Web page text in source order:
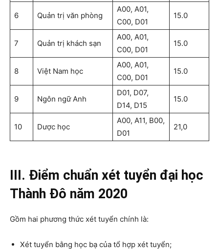
6 Quản trị văn phòng
A00, A01,
C00, D01
15.0
7 Quản trị khách sạn
A00, A01,
C00, D01
15.0
8 Việt Nam học
A00, A01,
C00, D01
15.0
9 Ngôn ngữ Anh
D01, D07,
D14, D15
15.0
10 Dược học
A00, A11, B00,
D01
21,0
III. Điểm chuẩn xét tuyển đại học
Thành Đô năm 2020
Gồm hai phương thức xét tuyển chính là:
Xét tuyển bằng học bạ của tổ hợp xét tuyển;